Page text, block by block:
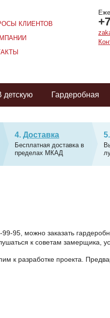
КЛИЕНТОВ
детскую Гардеробная
Доставка
Бесплатная доставка в
пределах МКАД
99-95 , можно заказать
к советам замерщика,
к разработке проекта.